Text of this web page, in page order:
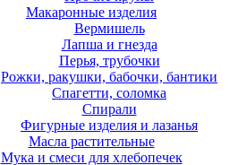
Макаронные изделия
Вермишель
Лапша и гнезда
Перья, трубочки
Рожки, ракушки, бабочки, бантики
Спагетти, соломка
Спирали
Фигурные изделия и лазанья
Масла растительные
Мука и смеси для хлебопечек